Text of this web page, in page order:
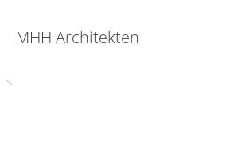
MHH Architekten